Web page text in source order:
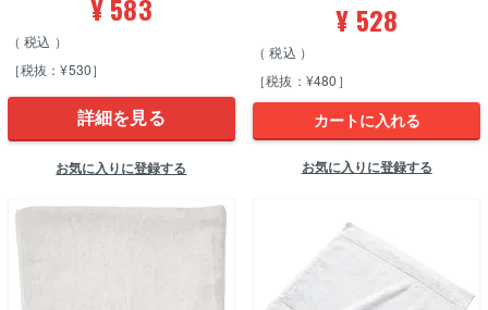
¥583
税込
［税抜：¥530］
詳細を見る
お気に入りに登録する
¥ 528
税込
［税抜：¥480］
カートに入れる
お気に入りに登録する